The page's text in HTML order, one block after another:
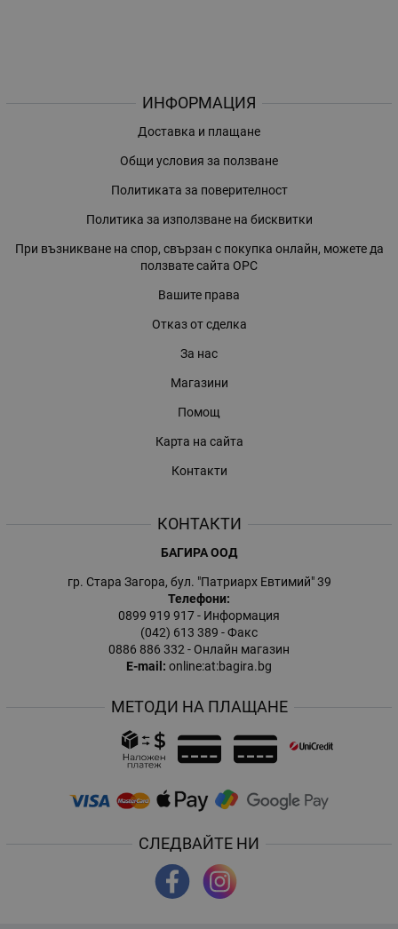
ИНФОРМАЦИЯ
Доставка и плащане
Общи условия за ползване
Политиката за поверителност
Политика за използване на бисквитки
При възникване на спор, свързан с покупка онлайн, можете да
ползвате сайта ОРС
Вашите права
Отказ от сделка
За нас
Магазини
Помощ
Карта на сайта
Контакти
КОНТАКТИ
БАГИРА ООД
гр. Стара Загора, бул. "Патриарх Евтимий" 39
Телефони:
0899 919 917- Информация
(042) 613 389 - Факс
0886 886 332- Онлайн магазин
E-mail: online:at:bagira.bg
МЕТОДИ НА ПЛАЩАНЕ
СЛЕДВАЙТЕ НИ